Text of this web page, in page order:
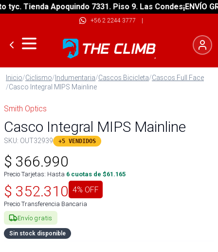
Tienda Apoquindo 7331. Piso 9. Las Condes¡ENVÍO
+56 2 2244 3777 |
Inicio/Ciclismo/Indumentaria/Cascos Bicicleta/Cascos Full Face
/Casco Integral MIPS Mainline
Smith Optics
Casco Integral MIPS Mainline
SKU: OUT32939 +5 VENDIDOS
$ 366.990
Precio Tarjetas: Hasta 6 cuotas de $61.165
$ 352.310 4% OFF
Precio Transferencia Bancaria
Envío gratis
Sin stock disponible